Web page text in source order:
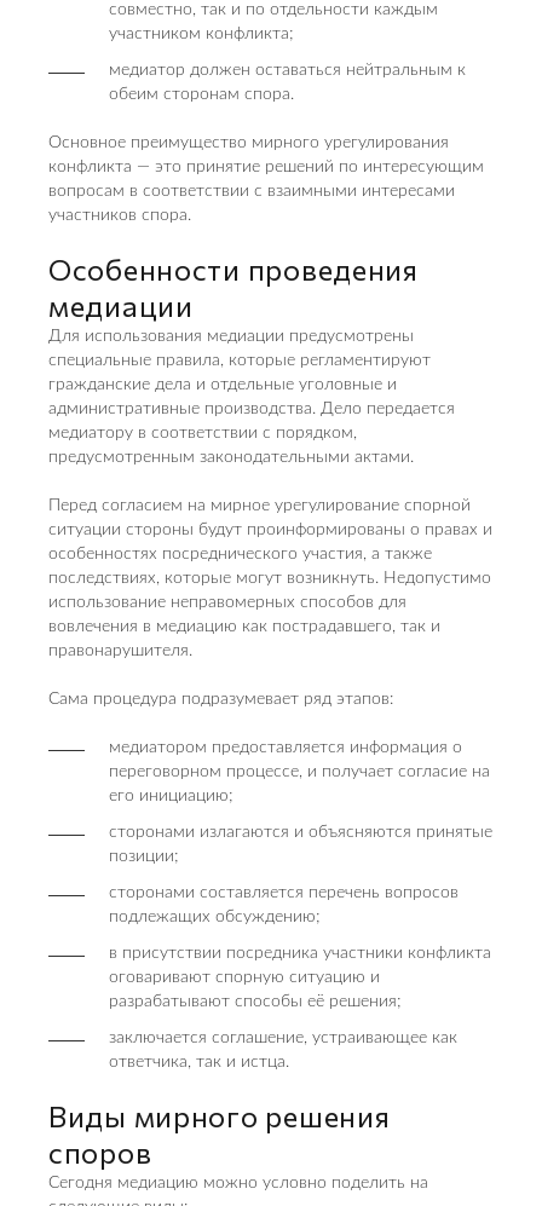
совместно, так и по отдельности каждым
участником конфликта;
медиатор должен оставаться нейтральным к
обеим сторонам спора.
Основное преимущество мирного урегулирования
конфликта — это принятие решений по интересующим
вопросам в соответствии с взаимными интересами
участников спора.
Особенности проведения
медиации
Для использования медиации предусмотрены
специальные правила, которые регламентируют
гражданские дела и отдельные уголовные и
административные производства. Дело передается
медиатору в соответствии с порядком,
предусмотренным законодательными актами.
Перед согласием на мирное урегулирование спорной
ситуации стороны будут проинформированы о правах и
особенностях посреднического участия, а также
последствиях, которые могут возникнуть. Недопустимо
использование неправомерных способов для
вовлечения в медиацию как пострадавшего, так и
правонарушителя.
Сама процедура подразумевает ряд этапов:
медиатором предоставляется информация о
переговорном процессе, и получает согласие на
его инициацию;
сторонами излагаются и объясняются принятые
позиции;
сторонами составляется перечень вопросов
подлежащих обсуждению;
в присутствии посредника участники конфликта
оговаривают спорную ситуацию и
разрабатывают способы её решения;
заключается соглашение, устраивающее как
ответчика, так и истца.
Виды мирного решения
споров
Сегодня медиацию можно условно поделить на